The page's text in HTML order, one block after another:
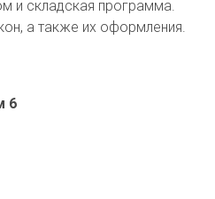
и складская программа.
а также их оформления.
6